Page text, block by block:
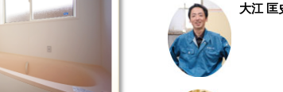
大江 匡